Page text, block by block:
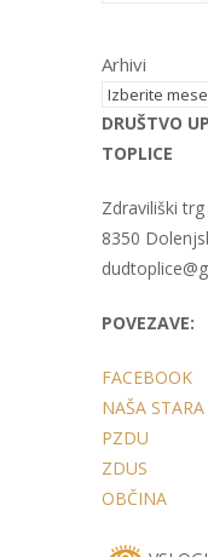
Arhivi
DRUŠTVO
TOPLICE
Zdraviliški trg
8350
POVEZAVE:
FACEBOOK
NAŠA
PZDU
ZDUS
OBČINA